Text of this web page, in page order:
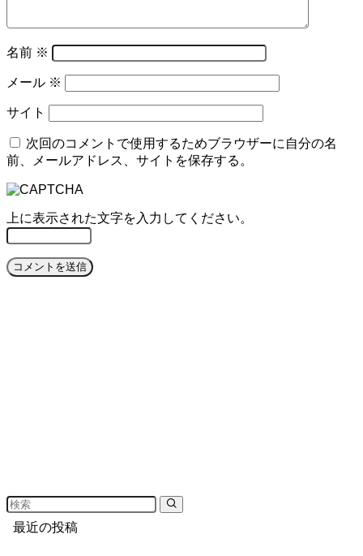
名前 ※
メール ※
サイト
次回のコメントで使用するためブラウザーに自分の名
前、メールアドレス、サイトを保存する。
上に表示された文字を入力してください。
最近の投稿